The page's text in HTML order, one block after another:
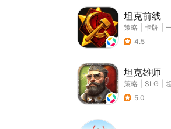
坦克前线
策略 卡牌
4.5
坦克雄师
策略 SLG
5.0